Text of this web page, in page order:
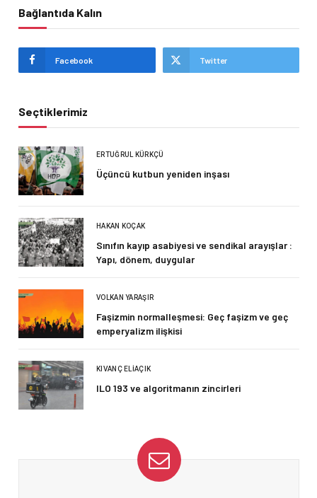
Bağlantıda Kalın
Facebook Twitter
Seçtiklerimiz
ERTUĞRUL KÜRKÇÜ
Üçüncü kutbun yeniden inşası
HAKAN KOÇAK
Sınıfın kayıp asabiyesi ve sendikal arayışlar :
Yapı, dönem, duygular
VOLKAN YARAŞIR
Faşizmin normalleşmesi: Geç faşizm ve geç
emperyalizm ilişkisi
KIVANÇ ELIAÇIK
ILO 193 ve algoritmanın zincirleri